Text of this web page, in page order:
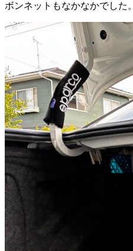
ボンネットもなかなかでした。